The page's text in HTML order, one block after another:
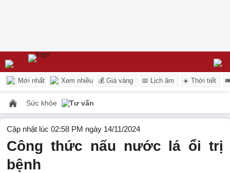
Mới nhất Xem nhiều 💰 Giá vàng 📅 Lịch âm ☀️ Thời tiết
Sức khỏe Tư vấn
Cập nhật lúc 02:58 PM ngày 14/11/2024
Công thức nấu nước lá ổi trị
bệnh